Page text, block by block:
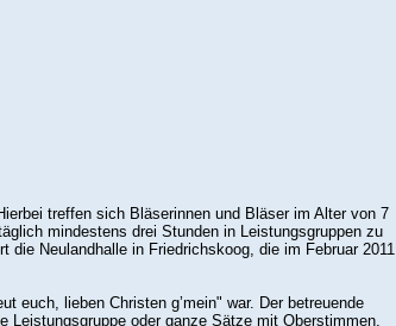
treffen sich Bläserinnen und Bläser im Alter von 7
mindestens drei Stunden in Leistungsgruppen zu
Neulandhalle in Friedrichskoog, die im Februar 2011
euch, lieben Christen g’mein" war. Der betreuende
Leistungsgruppe oder ganze Sätze mit Oberstimmen,